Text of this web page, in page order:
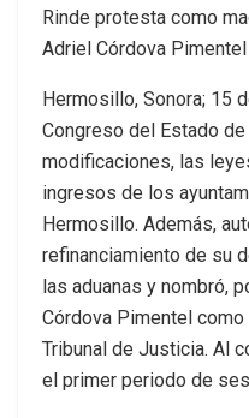
Rinde protesta como
Adriel Córdova Pimentel
Hermosillo, Sonora; 15
Congreso del Estado
modificaciones, las
ingresos de los
Hermosillo. Además,
refinanciamiento de su
las aduanas y nombró,
Córdova Pimentel
Tribunal de Justicia. Al
el primer periodo de